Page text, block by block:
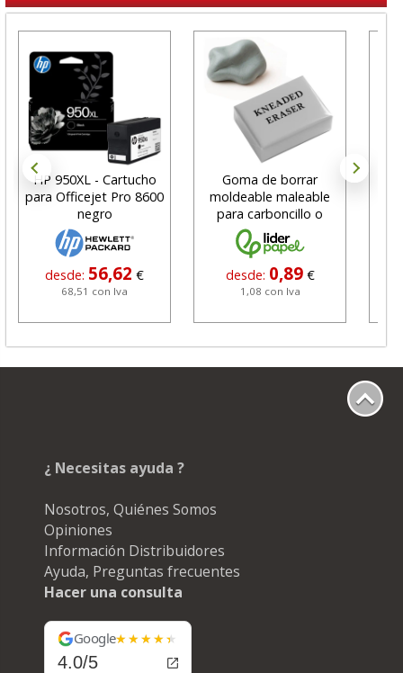
HP 950XL - Cartucho
para Officejet Pro 8600
negro
desde: 56,62 €
68,51 con Iva
Goma de borrar
moldeable maleable
para carboncillo o
grafito
desde: 0,89 €
1,08 con Iva
¿ Necesitas ayuda ?
Nosotros, Quiénes Somos
Opiniones
Información Distribuidores
Ayuda, Preguntas frecuentes
Hacer una consulta
Google
4.0/5